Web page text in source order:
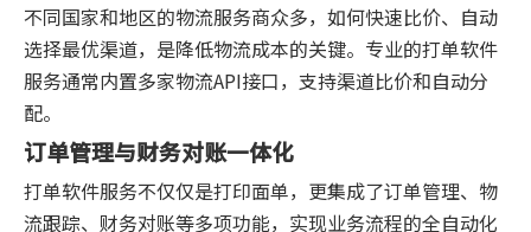
不同国家和地区的物流服务商众多，如何快速比价、自动
选择最优渠道，是降低物流成本的关键。专业的打单软件
服务通常内置多家物流API接口，支持渠道比价和自动分
配。
订单管理与财务对账一体化
打单软件服务不仅仅是打印面单，更集成了订单管理、物
流跟踪、财务对账等多项功能，实现业务流程的全自动化